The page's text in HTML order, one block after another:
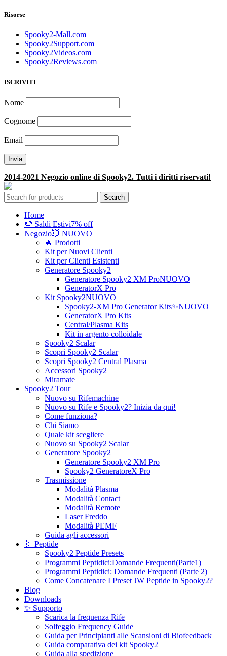
Risorse
Spooky2-Mall.com
Spooky2Support.com
Spooky2Videos.com
Spooky2Reviews.com
ISCRIVITI
Nome
Cognome
Email
2014-2021 Negozio online di Spooky2. Tutti i diritti riservati!
Search
Home
🍉 Saldi Estivi7% off
Negozio💥 NUOVO
🔥 Prodotti
Kit per Nuovi Clienti
Kit per Clienti Esistenti
Generatore Spooky2
Generatore Spooky2 XM ProNUOVO
GeneratorX Pro
Kit Spooky2NUOVO
Spooky2-XM Pro Generator Kits✨NUOVO
GeneratorX Pro Kits
Central/Plasma Kits
Kit in argento colloidale
Spooky2 Scalar
Scopri Spooky2 Scalar
Scopri Spooky2 Central Plasma
Accessori Spooky2
Miramate
Spooky2 Tour
Nuovo su Rifemachine
Nuovo su Rife e Spooky2? Inizia da qui!
Come funziona?
Chi Siamo
Quale kit scegliere
Nuovo su Spooky2 Scalar
Generatore Spooky2
Generatore Spooky2 XM Pro
Spooky2 GeneratoreX Pro
Trasmissione
Modalità Plasma
Modalità Contact
Modalità Remote
Laser Freddo
Modalità PEMF
Guida agli accessori
🧬 Peptide
Spooky2 Peptide Presets
Programmi Peptidici:Domande Frequenti(Parte1)
Programmi Peptidici: Domande Frequenti (Parte 2)
Come Concatenare I Preset JW Peptide in Spooky2?
Blog
Downloads
✨ Supporto
Scarica la frequenza Rife
Solfeggio Frequency Guide
Guida per Principianti alle Scansioni di Biofeedback
Guida comparativa dei kit Spooky2
Guida alla spedizione